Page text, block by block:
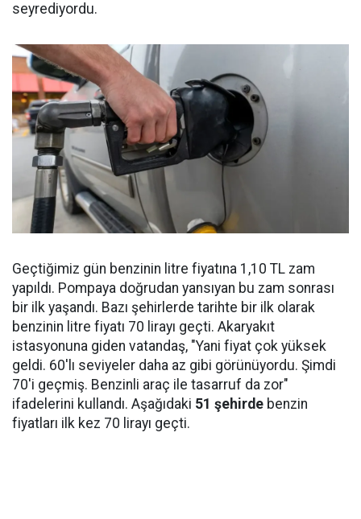
seyrediyordu.
Geçtiğimiz gün benzinin litre fiyatına 1,10 TL zam
yapıldı. Pompaya doğrudan yansıyan bu zam sonrası
bir ilk yaşandı. Bazı şehirlerde tarihte bir ilk olarak
benzinin litre fiyatı 70 lirayı geçti. Akaryakıt
istasyonuna giden vatandaş, "Yani fiyat çok yüksek
geldi. 60'lı seviyeler daha az gibi görünüyordu. Şimdi
70'i geçmiş. Benzinli araç ile tasarruf da zor"
ifadelerini kullandı. Aşağıdaki 51 şehirde benzin
fiyatları ilk kez 70 lirayı geçti.